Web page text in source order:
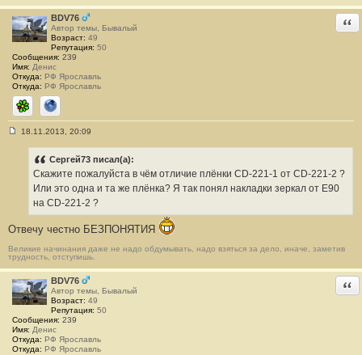
н
и
е
#
6
BDV76
Автор темы, Бывалый
Возраст: 49
Репутация: 50
Сообщения: 239
Имя: Денис
Откуда: РФ Ярославль
Откуда: РФ Ярославль
ICQ Сайт
#
9
18.11.2013, 20:09
Сергей73 писал(а):
Скажите пожалуйста в чём отличие плёнки CD-221-1 от CD-221-2 ?
Или это одна и та же плёнка? Я так понял накладки зеркал от Е90
на CD-221-2 ?
Отвечу честно БЕЗПОНЯТИЯ
Великие начинания даже не надо обдумывать, надо взяться за дело, иначе, заметив
трудность, отступишь.
BDV76
Автор темы, Бывалый
Возраст: 49
Репутация: 50
Сообщения: 239
Имя: Денис
Откуда: РФ Ярославль
Откуда: РФ Ярославль